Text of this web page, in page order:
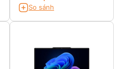
So sánh